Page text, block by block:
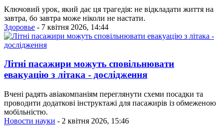
Ключовий урок, який дає ця трагедія: не відкладати життя на
завтра, бо завтра може ніколи не настати.
Здоровье - 7 квітня 2026, 14:44
Літні пасажири можуть сповільнювати
евакуацію з літака - дослідження
Вчені радять авіакомпаніям переглянути схеми посадки та
проводити додаткові інструктажі для пасажирів із обмеженою
мобільністю.
Новости науки - 2 квітня 2026, 15:46